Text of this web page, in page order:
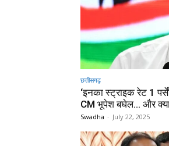
छत्तीसगढ़
‘इनका स्ट्राइक रेट 1
CM भूपेश बघेल… और
Swadha - July 22, 2025